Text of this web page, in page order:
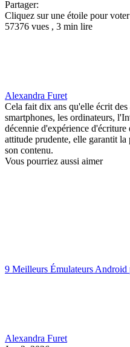
Partager:
Cliquez sur une étoile pour voter
57376 vues , 3 min lire
Alexandra Furet
Cela fait dix ans qu'elle écrit
smartphones, les ordinateurs,
décennie d'expérience
attitude prudente, elle garantit
son contenu.
Vous pourriez aussi aimer
9 Meilleurs Émulateurs
Alexandra Furet